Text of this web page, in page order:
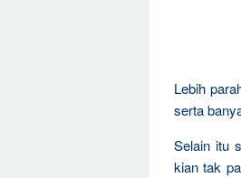
Lebih
serta
Selain itu
kian tak